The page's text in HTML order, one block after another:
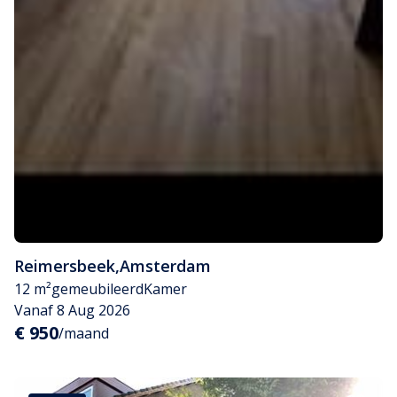
Reimersbeek,Amsterdam
12 m²gemeubileerdKamer
Vanaf 8 Aug 2026
€ 950/maand